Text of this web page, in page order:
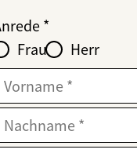
Frau
Herr
Vorname
Nachname